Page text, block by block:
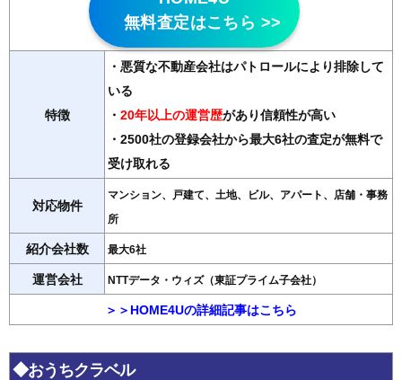
無料査定はこちら >>
特徴
・悪質な不動産会社はパトロールにより排除して
いる
・ 20年以上の運営歴があり信頼性が高い
・2500社の登録会社から最大6社の査定が無料で
受け取れる
対応物件
マンション、戸建て、土地、ビル、アパート、店舗・事務
所
紹介会社数 最大6社
運営会社 NTTデータ・ウィズ（東証プライム子会社）
＞＞HOME4Uの詳細記事はこちら
◆おうちクラベル